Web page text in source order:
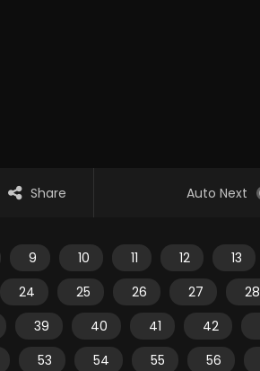
Share Auto Next
9 10 11 12 13
24 25 26 27 28
39 40 41 42
53 54 55 56